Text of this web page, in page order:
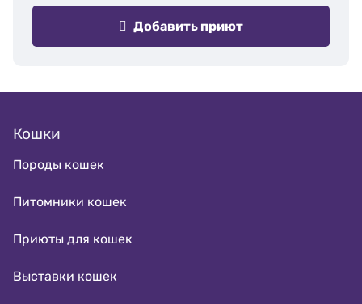
Добавить приют
Кошки
Породы кошек
Питомники кошек
Приюты для кошек
Выставки кошек